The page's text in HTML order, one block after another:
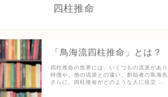
四柱推命
「鳥海流四柱推命」とは？
四柱推命の世界には、いくつもの流派があ
特徴や、他の流派との違い、創始者の鳥海
さらに、四柱推命がどのような人に役立 …